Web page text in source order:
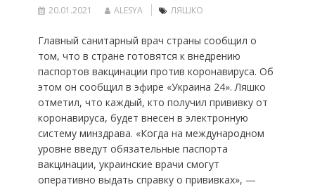
20.01.2021 ALESYA ЛЯШКО
Главный санитарный врач страны сообщил о
том, что в стране готовятся к внедрению
паспортов вакцинации против коронавируса. Об
этом он сообщил в эфире «Украина 24». Ляшко
отметил, что каждый, кто получил прививку от
коронавируса, будет внесен в электронную
систему минздрава. «Когда на международном
уровне введут обязательные паспорта
вакцинации, украинские врачи смогут
оперативно выдать справку о прививках», —